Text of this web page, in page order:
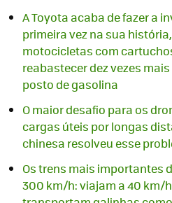
A Toyota acaba de fazer a
primeira vez na sua
motocicletas com
reabastecer dez vezes
posto de gasolina
O maior desafio para os
cargas úteis por longas
chinesa resolveu esse
Os trens mais importantes
300 km/h: viajam a 40 km/